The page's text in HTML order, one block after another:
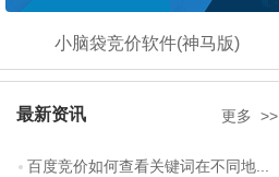
小脑袋竞价软件(神马版)
最新资讯 更多 >>
百度竞价如何查看关键词在不同地...